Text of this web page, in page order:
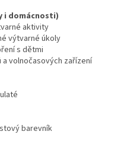
i domácnosti)
aktivity
výtvarné úkoly
s dětmi
volnočasových zařízení
barevník